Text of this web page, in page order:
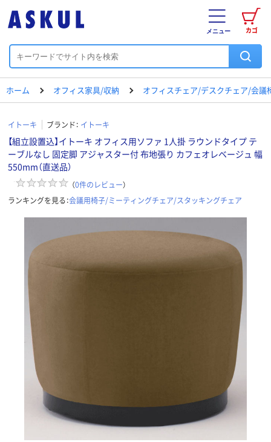
カゴ
メニュー
ホーム オフィス家具/収納 オフィスチェア/デスクチェア/会議
イトーキ ブランド： イトーキ
【組立設置込】イトーキ オフィス用ソファ 1人掛 ラウンドタイプ テ
ーブルなし 固定脚 アジャスター付 布地張り カフェオレベージュ 幅
550mm（直送品）
（0件のレビュー）
ランキングを見る：会議用椅子/ミーティングチェア/スタッキングチェア